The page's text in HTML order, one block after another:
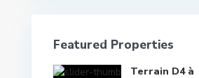
Featured Properties
Terrain D4 à